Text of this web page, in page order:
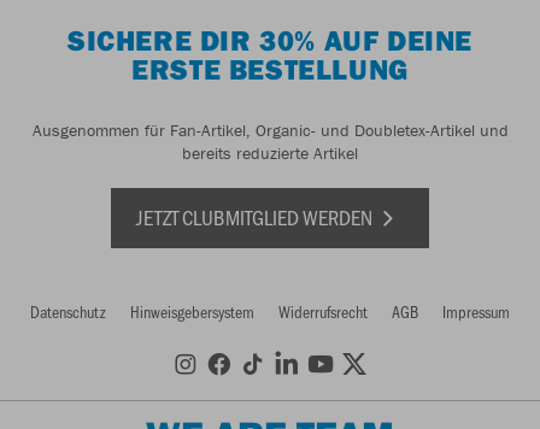
SICHERE DIR 30% AUF DEINE
ERSTE BESTELLUNG
Ausgenommen für Fan-Artikel, Organic- und Doubletex-Artikel und
bereits reduzierte Artikel
JETZT CLUBMITGLIED WERDEN
Datenschutz Hinweisgebersystem Widerrufsrecht AGB Impressum